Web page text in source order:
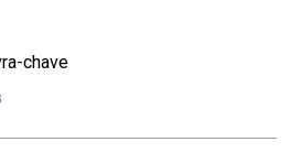
chavePesquisar